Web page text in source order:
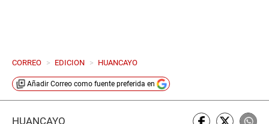
CORREO > EDICION > HUANCAYO
Añadir Correo como fuente preferida en
HUANCAYO